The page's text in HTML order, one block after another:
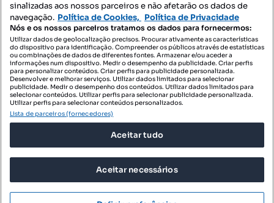
Contacte-nos
SIGA-NOS:
DESCARREGAR NA:
© 2026 Imovirtual.com, OLX Portugal, S.A.
TERMOS DE UTILIZAÇÃO
sinalizadas aos nossos parceiros e não afetarão os dados de
navegação. Política de Cookies, Política de Privacidade
Nós e os nossos parceiros tratamos os dados para fornecermos:
Utilizar dados de geolocalização precisos. Procurar ativamente as características
do dispositivo para identificação. Compreender os públicos através de estatísticas
ou combinações de dados de diferentes fontes. Armazenar e/ou aceder a
informações num dispositivo. Medir o desempenho da publicidade. Criar perfis
para personalizar conteúdos. Criar perfis para publicidade personalizada.
Desenvolver e melhorar serviços. Utilizar dados limitados para selecionar
publicidade. Medir o desempenho dos conteúdos. Utilizar dados limitados para
selecionar conteúdos. Utilizar perfis para selecionar publicidade personalizada.
Utilizar perfis para selecionar conteúdos personalizados.
Lista de parceiros (fornecedores)
Aceitar tudo
Aceitar necessários